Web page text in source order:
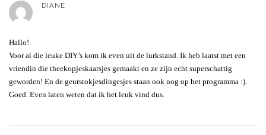
DIANE
Hallo!
Voor al die leuke DIY’s kom ik even uit de lurkstand. Ik heb laatst met een
vriendin die theekopjeskaarsjes gemaakt en ze zijn echt superschattig
geworden! En de geurstokjesdingesjes staan ook nog op het programma :).
Goed. Even laten weten dat ik het leuk vind dus.